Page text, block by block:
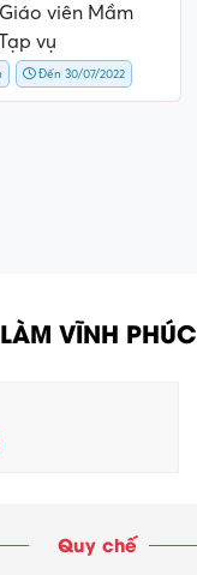
viên Mầm
vụ
Đến 30/07/2022
VĨNH PHÚC
Quy chế